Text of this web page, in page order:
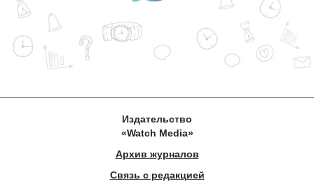
Издательство
«Watch Media»
Архив журналов
Связь с редакцией